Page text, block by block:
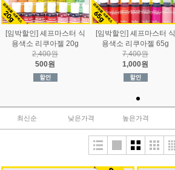
[임박할인] 셰프마스터 식
용색소 리쿠아젤 20g
2,400원
500원
[임박할인] 셰프마스터 식
용색소 리쿠아젤 65g
7,400원
1,000원
최신순 낮은가격 높은가격